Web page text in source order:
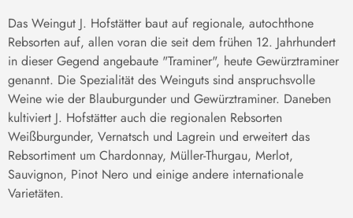
Das Weingut J. Hofstätter baut auf regionale, autochthone
Rebsorten auf, allen voran die seit dem frühen 12. Jahrhundert
in dieser Gegend angebaute "Traminer", heute Gewürztraminer
genannt. Die Spezialität des Weinguts sind anspruchsvolle
Weine wie der Blauburgunder und Gewürztraminer. Daneben
kultiviert J. Hofstätter auch die regionalen Rebsorten
Weißburgunder, Vernatsch und Lagrein und erweitert das
Rebsortiment um Chardonnay, Müller-Thurgau, Merlot,
Sauvignon, Pinot Nero und einige andere internationale
Varietäten.